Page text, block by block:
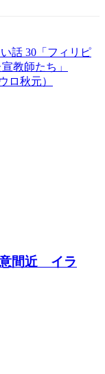
話 30「フィリピ
教師たち」
ロ秋元）
意間近 イラ